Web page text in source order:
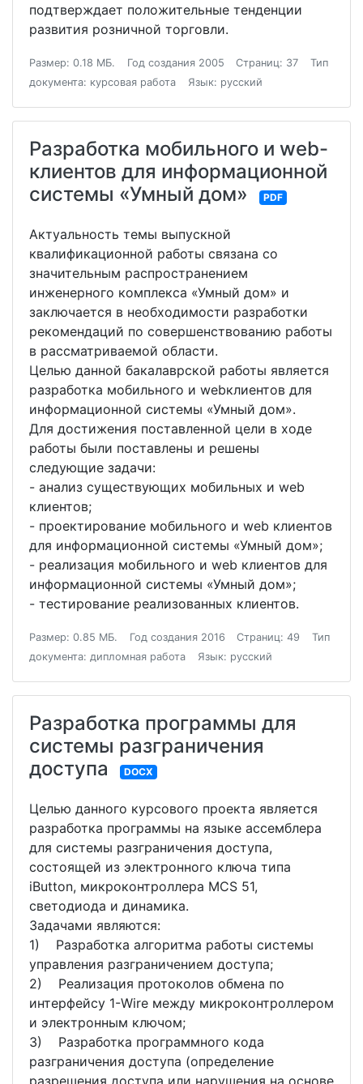
подтверждает положительные тенденции
развития розничной торговли.
Размер: 0.18 МБ. Год создания 2005 Страниц: 37
Тип
документа: курсовая работа
Язык: русский
Разработка мобильного и web-
клиентов для информационной
системы «Умный дом»
PDF
Актуальность темы выпускной
квалификационной работы связана со
значительным распространением
инженерного комплекса «Умный дом» и
заключается в необходимости разработки
рекомендаций по совершенствованию работы
в рассматриваемой области.
Целью данной бакалаврской работы является
разработка мобильного и webклиентов для
информационной системы «Умный дом».
Для достижения поставленной цели в ходе
работы были поставлены и решены
следующие задачи:
- анализ существующих мобильных и web
клиентов;
- проектирование мобильного и web клиентов
для информационной системы «Умный дом»;
- реализация мобильного и web клиентов для
информационной системы «Умный дом»;
- тестирование реализованных клиентов.
Размер: 0.85 МБ. Год создания 2016 Страниц: 49
Тип
документа: дипломная работа
Язык: русский
Разработка программы для
системы разграничения
доступа
DOCX
Целью данного курсового проекта является
разработка программы на языке ассемблера
для системы разграничения доступа,
состоящей из электронного ключа типа
iButton, микроконтроллера MCS 51,
светодиода и динамика.
Задачами являются:
1) Разработка алгоритма работы системы
управления разграничением доступа;
2) Реализация протоколов обмена по
интерфейсу 1-Wire между микроконтроллером
и электронным ключом;
3) Разработка программного кода
разграничения доступа (определение